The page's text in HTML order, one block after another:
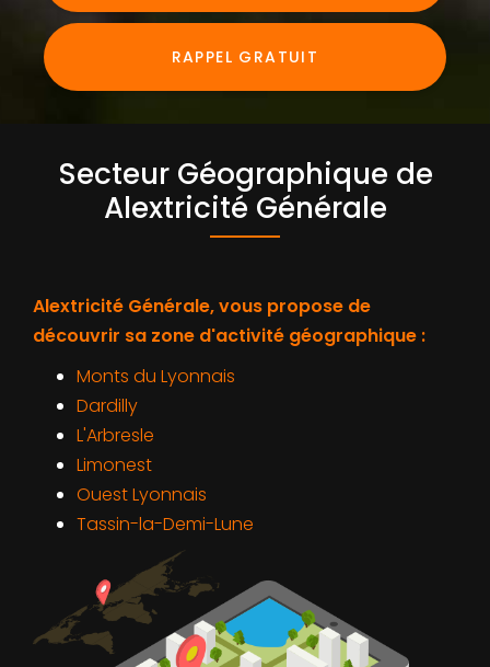
RAPPEL GRATUIT
Secteur Géographique de
Alextricité Générale
Alextricité Générale, vous propose de
découvrir sa zone d'activité géographique :
Monts du Lyonnais
Dardilly
L'Arbresle
Limonest
Ouest Lyonnais
Tassin-la-Demi-Lune